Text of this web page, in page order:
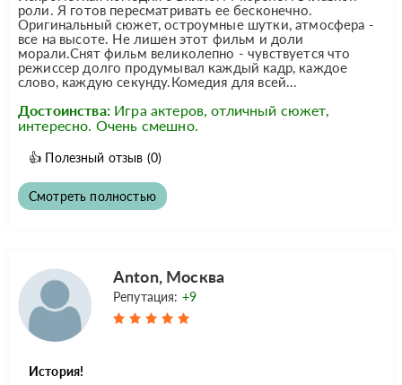
роли. Я готов пересматривать ее бесконечно.
Оригинальный сюжет, остроумные шутки, атмосфера -
все на высоте. Не лишен этот фильм и доли
морали.Снят фильм великолепно - чувствуется что
режиссер долго продумывал каждый кадр, каждое
слово, каждую секунду.Комедия для всей...
Достоинства: Игра актеров, отличный сюжет,
интересно. Очень смешно.
👍 Полезный отзыв (0)
Смотреть полностью
Anton, Москва
Репутация: +9
История!